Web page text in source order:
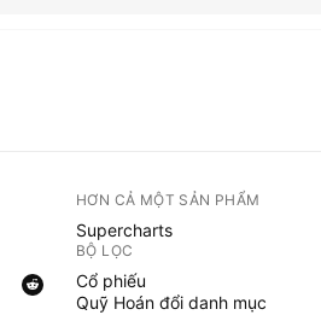
HƠN CẢ MỘT SẢN PHẨM
Supercharts
BỘ LỌC
Cổ phiếu
Quỹ Hoán đổi danh mục